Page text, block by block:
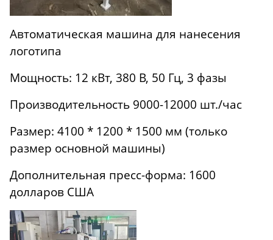
Автоматическая машина для нанесения
логотипа
Мощность: 12 кВт, 380 В, 50 Гц, 3 фазы
Производительность 9000-12000 шт./час
Размер: 4100 * 1200 * 1500 мм (только
размер основной машины)
Дополнительная пресс-форма: 1600
долларов США